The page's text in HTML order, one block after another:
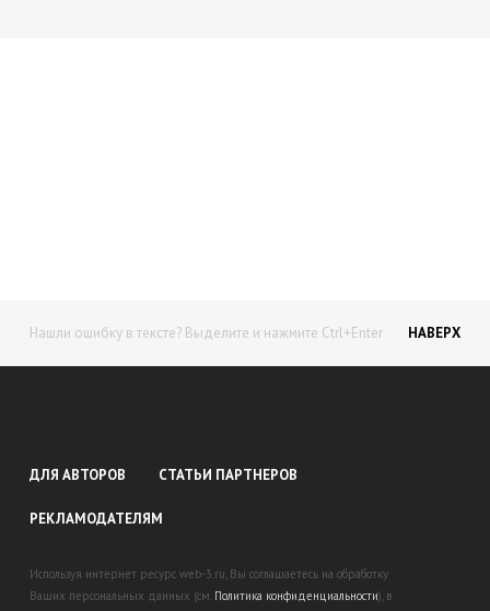
Нашли ошибку в тексте? Выделите и нажмите Ctrl+Enter НАВЕРХ
ДЛЯ АВТОРОВ СТАТЬИ ПАРТНЕРОВ
РЕКЛАМОДАТЕЛЯМ
Используя интернет ресурс web-3.ru, Вы соглашаетесь на обработку
Ваших персональных данных (см. Политика конфиденциальности), в